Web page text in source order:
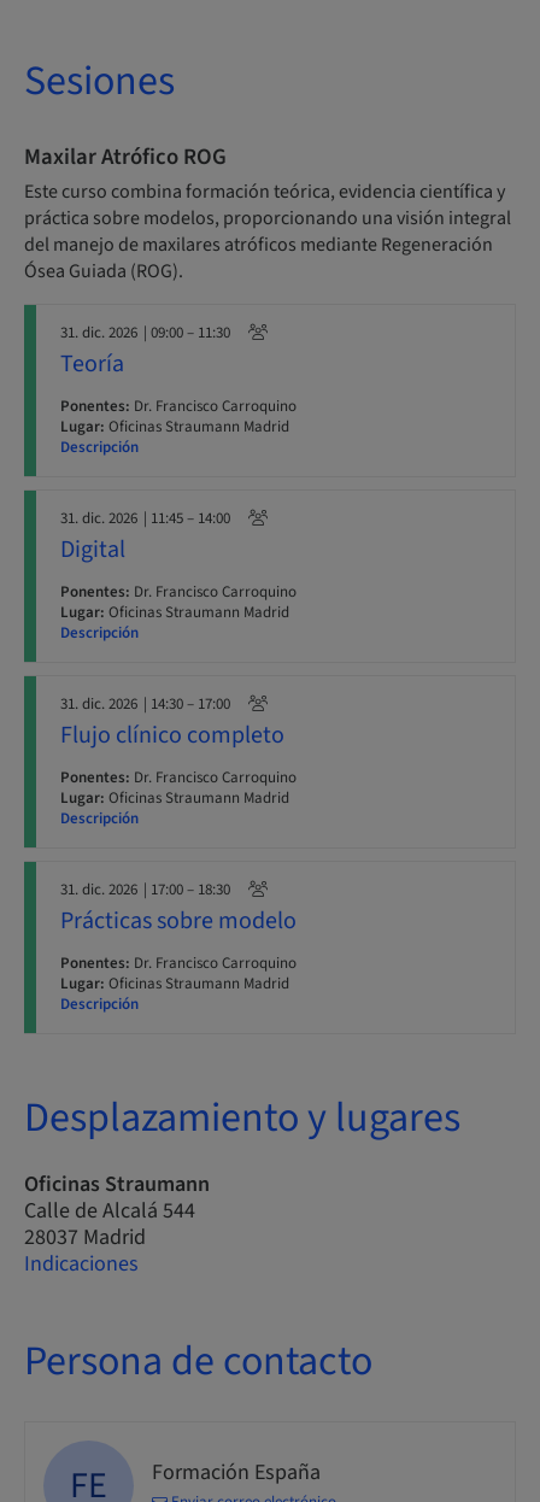
Sesiones
Maxilar Atrófico ROG
Este curso combina formación teórica, evidencia científica y
práctica sobre modelos, proporcionando una visión integral
del manejo de maxilares atróficos mediante Regeneración
Ósea Guiada (ROG).
31. dic. 2026 | 09:00 – 11:30
Teoría
Ponentes: Dr. Francisco Carroquino
Lugar: Oficinas Straumann Madrid
Descripción
31. dic. 2026 | 11:45 – 14:00
Digital
Ponentes: Dr. Francisco Carroquino
Lugar: Oficinas Straumann Madrid
Descripción
31. dic. 2026 | 14:30 – 17:00
Flujo clínico completo
Ponentes: Dr. Francisco Carroquino
Lugar: Oficinas Straumann Madrid
Descripción
31. dic. 2026 | 17:00 – 18:30
Prácticas sobre modelo
Ponentes: Dr. Francisco Carroquino
Lugar: Oficinas Straumann Madrid
Descripción
Desplazamiento y lugares
Oficinas Straumann
Calle de Alcalá 544
28037 Madrid
Indicaciones
Persona de contacto
FE Formación España